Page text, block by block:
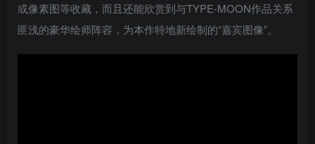
或像素图等收藏，而且还能欣赏到与TYPE-MOON作品关系
匪浅的豪华绘师阵容，为本作特地新绘制的“嘉宾图像”。